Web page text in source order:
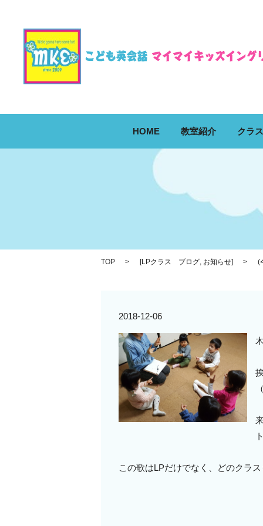
HOME 教室紹介 クラ
TOP [LPクラス ブログ, お知らせ] (
2018-12-06
この歌はLPだけでなく、どのクラ